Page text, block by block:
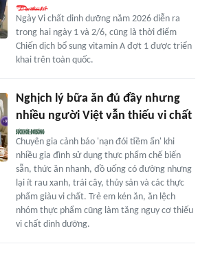
Ngày Vi chất dinh dưỡng năm 2026 diễn ra
trong hai ngày 1 và 2/6, cũng là thời điểm
Chiến dịch bổ sung vitamin A đợt 1 được triển
khai trên toàn quốc.
Nghịch lý bữa ăn đủ đầy nhưng
nhiều người Việt vẫn thiếu vi chất
Chuyên gia cảnh báo 'nạn đói tiềm ẩn' khi
nhiều gia đình sử dụng thực phẩm chế biến
sẵn, thức ăn nhanh, đồ uống có đường nhưng
lại ít rau xanh, trái cây, thủy sản và các thực
phẩm giàu vi chất. Trẻ em kén ăn, ăn lệch
nhóm thực phẩm cũng làm tăng nguy cơ thiếu
vi chất dinh dưỡng.